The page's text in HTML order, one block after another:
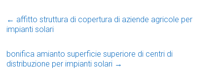
← affitto struttura di copertura di aziende agricole per
impianti solari
bonifica amianto superficie superiore di centri di
distribuzione per impianti solari →